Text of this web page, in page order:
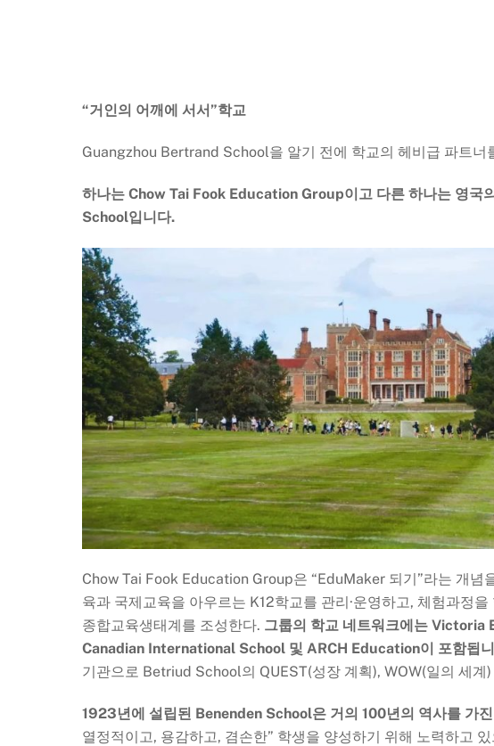
“거인의 어깨에 서서”학교
Guangzhou Bertrand School을 알기 전에 학교의 헤비급 파트너
하나는 Chow Tai Fook Education Group이고 다른 하나는 영국
School입니다.
Chow Tai Fook Education Group은 “EduMaker 되기”라는 개념
육과 국제교육을 아우르는 K12학교를 관리·운영하고, 체험과정
종합교육생태계를 조성한다. 그룹의 학교 네트워크에는
Canadian International School 및 ARCH Education이 포함됩
기관으로 Betriud School의 QUEST(성장 계획), WOW(일의 세
1923년에 설립된 Benenden School은 거의 100년의 역사를 가
열정적이고, 용감하고, 겸손한” 학생을 양성하기 위해 노력하고